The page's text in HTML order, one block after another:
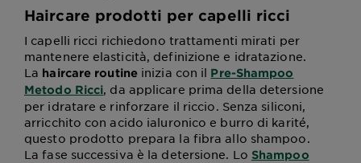
Haircare prodotti per capelli ricci
I capelli ricci richiedono trattamenti mirati per
mantenere elasticità, definizione e idratazione.
La haircare routineinizia con il Pre-Shampoo
Metodo Ricci, da applicare prima della detersione
per idratare e rinforzare il riccio. Senza siliconi,
arricchito con acido ialuronico e burro di karité,
questo prodotto prepara la fibra allo shampoo.
La fase successiva è la detersione. Lo Shampoo